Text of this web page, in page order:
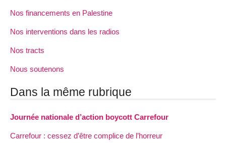
Nos financements en Palestine
Nos interventions dans les radios
Nos tracts
Nous soutenons
Dans la même rubrique
Journée nationale d’action boycott Carrefour
Carrefour : cessez d’être complice de l’horreur